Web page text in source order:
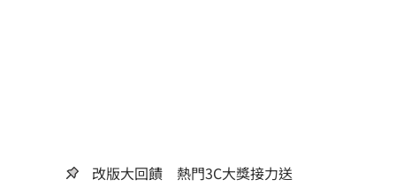
改版大回饋 熱門3C大獎接力送